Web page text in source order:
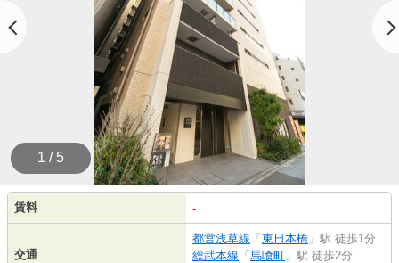
1 / 5
賃料 -
交通
都営浅草線 「 東日本橋 」駅 徒歩1分
総武本線 「 馬喰町 」駅 徒歩2分